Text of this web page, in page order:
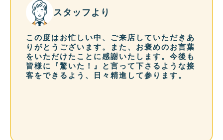
スタッフより
この度はお忙しい中、ご来店していただきあ
りがとうございます。また、お褒めのお言葉
をいただけたことに感謝いたします。今後も
皆様に『驚いた！』と言って下さるような接
客をできるよう、日々精進して参ります。